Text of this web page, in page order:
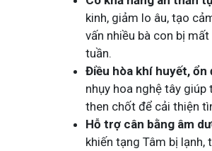
kinh, giảm lo âu, tạo
vấn nhiều bà con bị
tuần.
Điều hòa khí huyết,
nhụy hoa nghệ tây
then chốt để cải thiện
Hỗ trợ cân bằng âm
khiến tạng Tâm bị lạnh,
Tham gia nhóm